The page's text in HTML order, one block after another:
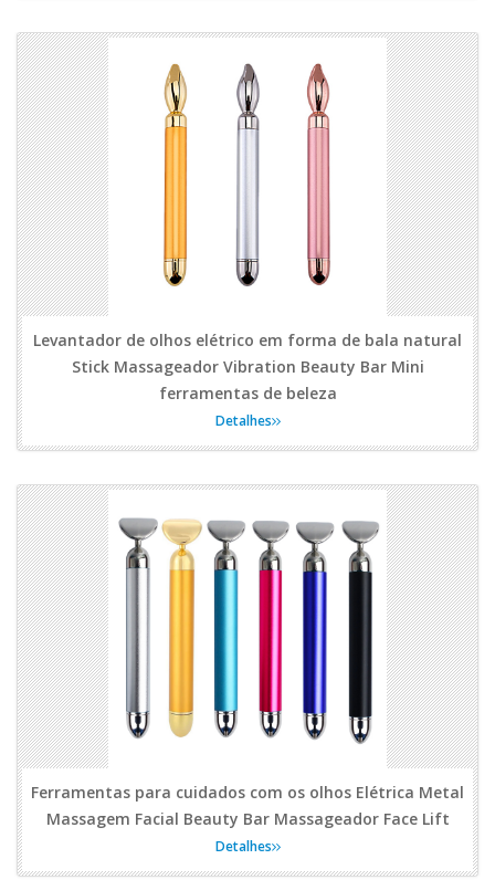
Levantador de olhos elétrico em forma de bala natural
Stick Massageador Vibration Beauty Bar Mini
ferramentas de beleza
Detalhes
Ferramentas para cuidados com os olhos Elétrica Metal
Massagem Facial Beauty Bar Massageador Face Lift
Detalhes